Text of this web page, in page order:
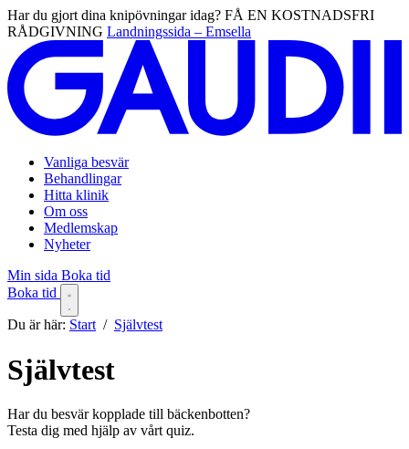
Har du gjort dina knipövningar idag? FÅ EN KOSTNADSFRI
RÅDGIVNING Landningssida – Emsella
Vanliga besvär
Behandlingar
Hitta klinik
Om oss
Medlemskap
Nyheter
Min sida Boka tid
Boka tid
Du är här: Start / Självtest
Självtest
Har du besvär kopplade till bäckenbotten?
Testa dig med hjälp av vårt quiz.